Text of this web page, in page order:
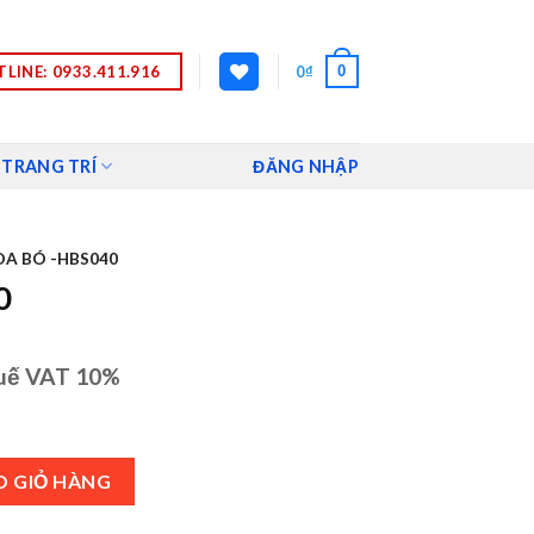
0933.411.916 0₫ 0
TRÍ ĐĂNG NHẬP
BÓ -HBS040
VAT 10%
GIỎ HÀNG